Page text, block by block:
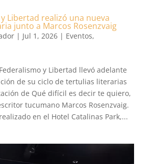
Libertad realizó una nueva
junto a Marcos Rosenzvaig
| Jul 1, 2026| Eventos,
y Libertad llevó adelante
de su ciclo de tertulias literarias
de Qué difícil es decir te quiero,
tucumano Marcos Rosenzvaig.
en el Hotel Catalinas Park,...